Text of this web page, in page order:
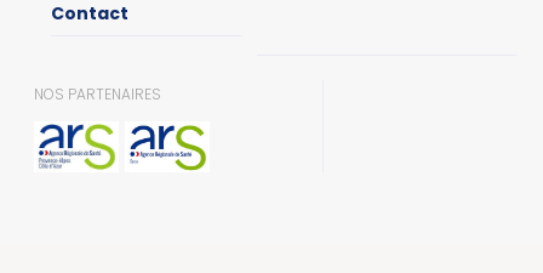
Contact
NOS PARTENAIRES